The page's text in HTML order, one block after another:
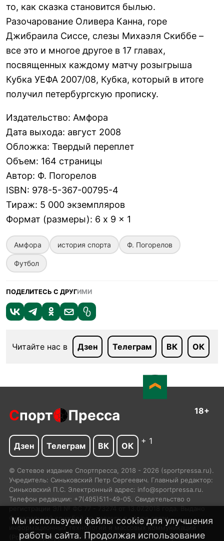
то, как сказка становится былью.
Разочарование Оливера Канна, горе
Джибраила Сиссе, слезы Михаэля Скиббе –
все это и многое другое в 17 главах,
посвященных каждому матчу розыгрыша
Кубка УЕФА 2007/08, Кубка, который в итоге
получил петербургскую прописку.
Издательство: Амфора
Дата выхода: август 2008
Обложка: Твердый переплет
Объем: 164 страницы
Автор: Ф. Погорелов
ISBN: 978-5-367-00795-4
Тираж: 5 000 экземпляров
Формат (размеры): 6 x 9 x 1
Амфора история спорта Ф. Погорелов
Футбол
ПОДЕЛИТЕСЬ С ДРУГИМИ
Читайте нас в Дзен Телеграм ВК ОК
Мы используем файлы cookie для улучшения
работы сайта. Продолжая использование
Спорт Пресса 18+
Дзен Телеграм ВК ОК + 1
© Сетевое издание Спортпресса, 2018 - 2026 (sportpressa.ru).
Учредитель: Синьковский Петр Сергеевич. Главный редактор:
Синьковский П.С. Электронный адрес: info@sportpressa.ru.
Телефон редакции: +7(495)511-49-05. Свидетельство о
регистрации ЭЛ № ФС 77 - 73274 от 13.07.2018 года. Выдано
Федеральной службой по надзору в сфере связи,
информационных технологий и массовых коммуникаций
(Роскомнадзор). 2002-2024 SportPressa.ru™ Все права